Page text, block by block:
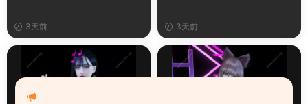
3天前 3天前